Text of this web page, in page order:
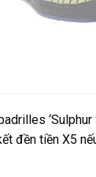
đền tiền X5